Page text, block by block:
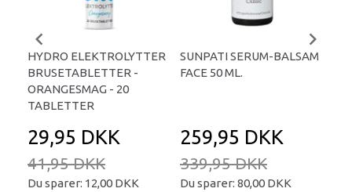
HYDRO ELEKTROLYTTER
BRUSETABLETTER -
ORANGESMAG - 20
TABLETTER
29,95 DKK
41,95 DKK
Du sparer: 12,00 DKK
SUNPATI SERUM-BALSAM
FACE 50 ML.
259,95 DKK
339,95 DKK
Du sparer: 80,00 DKK